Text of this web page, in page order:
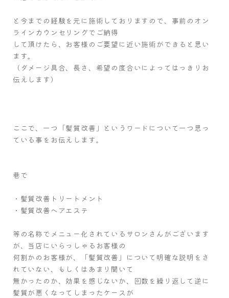
と今までの経験を元に施術しておりますので、事前のオン
ラインカウンセリングでご納得
して頂けたら、お客様のご要望に近い施術ができると思い
ます。
（ダメージ具合、長さ、希望の度合いによってはっきりお
伝えします）
ここで、一つ「髪質改善」というワードについて一つ思っ
ている事をお伝えします。
巷で
・髪質改善トリートメント
・髪質改善ヘアエステ
等の名称でメニュー化されているサロンさんがございます
が、当店にいらっしゃるお客様の
何割かのお客様が、「髪質改善」について明確な説明をさ
れていない、もしくはあまり聞いて
無かったのか、効果を感じないか、回数を繰り返して逆に
髪質が悪くなってしまったケースが